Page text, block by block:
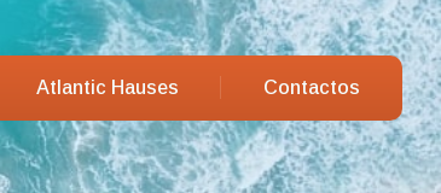
Atlantic Hauses Contactos